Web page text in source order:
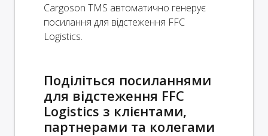
Cargoson TMS автоматично генерує
посилання для відстеження FFC
Logistics.
Поділіться посиланнями
для відстеження FFC
Logistics з клієнтами,
партнерами та колегами